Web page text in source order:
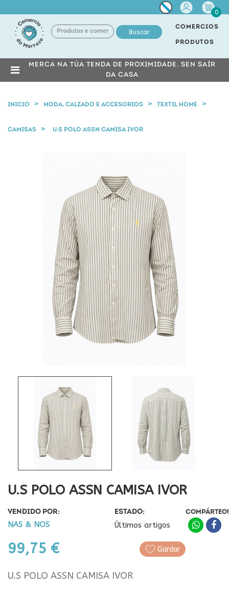
Miña
conta
0
Buscar
COMERCIOS
PRODUTOS
MERCA NA TÚA TENDA DE PROXIMIDADE, SEN SAÍR
DA CASA
INICIO MODA, CALZADO E ACCESORIOS TEXTIL HOME
CAMISAS U.S POLO ASSN CAMISA IVOR
U.S POLO ASSN CAMISA IVOR
VENDIDO POR:
NAS & NOS
ESTADO:
Últimos artigos
99,75 €
COMPÁRTEO!
Gardar
U.S POLO ASSN CAMISA IVOR